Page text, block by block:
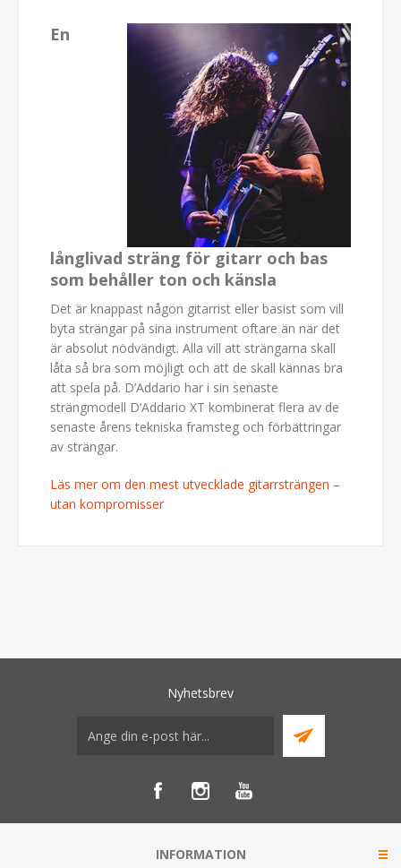
En
långlivad sträng för gitarr och bas
som behåller ton och känsla
Det är knappast någon gitarrist eller basist som vill
byta strängar på sina instrument oftare än när det
är absolut nödvändigt. Alla vill att strängarna skall
låta så bra som möjligt och att de skall kännas bra
att spela på. D’Addario har i sin senaste
strängmodell D’Addario XT kombinerat flera av de
senaste årens tekniska framsteg och förbättringar
av strängar.
Läs mer om den mest utvecklade gitarrsträngen –
utan kompromisser
Nyhetsbrev
INFORMATION